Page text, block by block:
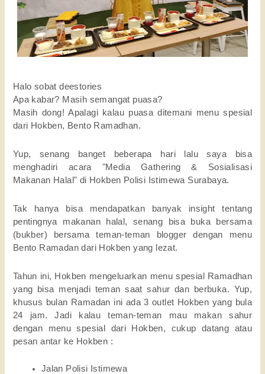
Halo sobat deestories
Apa kabar? Masih semangat puasa?
Masih dong! Apalagi kalau puasa ditemani menu spesial
dari Hokben, Bento Ramadhan.
Yup, senang banget beberapa hari lalu saya bisa
menghadiri acara "Media Gathering & Sosialisasi
Makanan Halal" di Hokben Polisi Istimewa Surabaya.
Tak hanya bisa mendapatkan banyak insight tentang
pentingnya makanan halal, senang bisa buka bersama
(bukber) bersama teman-teman blogger dengan menu
Bento Ramadan dari Hokben yang lezat.
Tahun ini, Hokben mengeluarkan menu spesial Ramadhan
yang bisa menjadi teman saat sahur dan berbuka. Yup,
khusus bulan Ramadan ini ada 3 outlet Hokben yang bula
24 jam. Jadi kalau teman-teman mau makan sahur
dengan menu spesial dari Hokben, cukup datang atau
pesan antar ke Hokben :
Jalan Polisi Istimewa